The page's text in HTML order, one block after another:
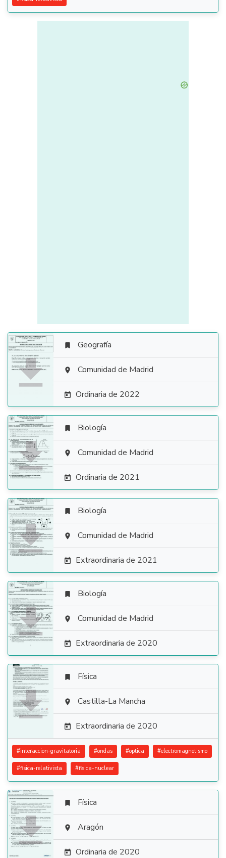

 Geografía
 Comunidad de Madrid
 Ordinaria de 2022

 Biología
 Comunidad de Madrid
 Ordinaria de 2021

 Biología
 Comunidad de Madrid
 Extraordinaria de 2021

 Biología
 Comunidad de Madrid
 Extraordinaria de 2020

 Física
 Castilla-La Mancha
 Extraordinaria de 2020
#interaccion-gravitatoria #ondas #optica #electromagnetismo
#fisica-relativista #fisica-nuclear

 Física
 Aragón
 Ordinaria de 2020